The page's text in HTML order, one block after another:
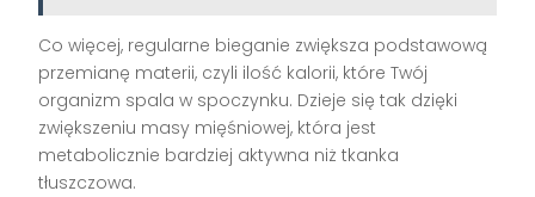
Co więcej, regularne bieganie zwiększa podstawową
przemianę materii, czyli ilość kalorii, które Twój
organizm spala w spoczynku. Dzieje się tak dzięki
zwiększeniu masy mięśniowej, która jest
metabolicznie bardziej aktywna niż tkanka
tłuszczowa.